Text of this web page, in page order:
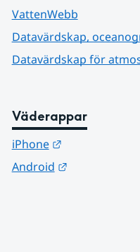
VattenWebb
Datavärdskap,
Datavärdskap för
Väderappar
iPhone
Länk till annan
Android
Länk till